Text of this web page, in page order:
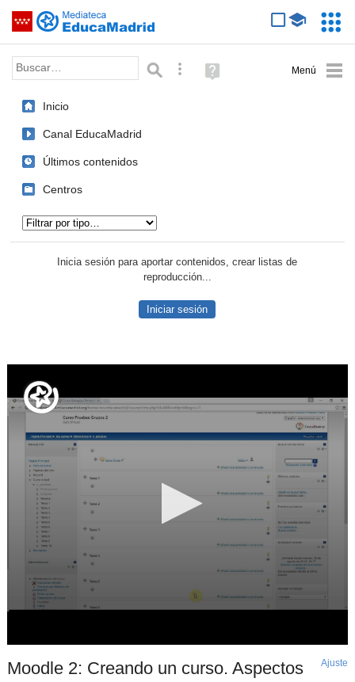
Saltar navegación
Palabra o frase: Búsqueda avanzada
Ayuda
(en
Inicio
Canal EducaMadrid
Últimos contenidos
Centros
Inicia sesión para aportar contenidos, crear listas de
reproducción...
Iniciar sesión
Moodle 2: Creando un curso. Aspectos
Ajuste